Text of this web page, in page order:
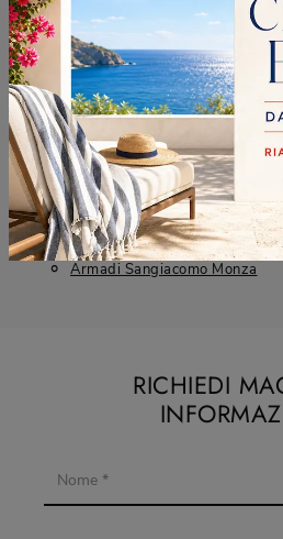
CONTINUA A
Armadi Sangiacomo Brugherio
Armadi Sangiacomo Cologno
Armadi Sangiacomo Lissone
Armadi Sangiacomo Monza
RICHIEDI